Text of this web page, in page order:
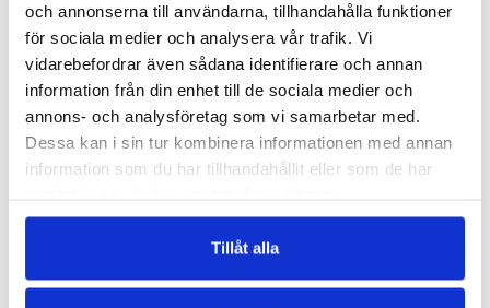
och annonserna till användarna, tillhandahålla funktioner
för sociala medier och analysera vår trafik. Vi
vidarebefordrar även sådana identifierare och annan
information från din enhet till de sociala medier och
annons- och analysföretag som vi samarbetar med.
Dessa kan i sin tur kombinera informationen med annan
information som du har tillhandahållit eller som de har
Tillåt alla
TOVE JANSSON
Mumin och Lilla My
upptäcker: Familj och
vänner
LÄGG I VARUKORG
TOVE JANSSON
Mumin och Lilla My
upptäcker: Känslor
€9.80